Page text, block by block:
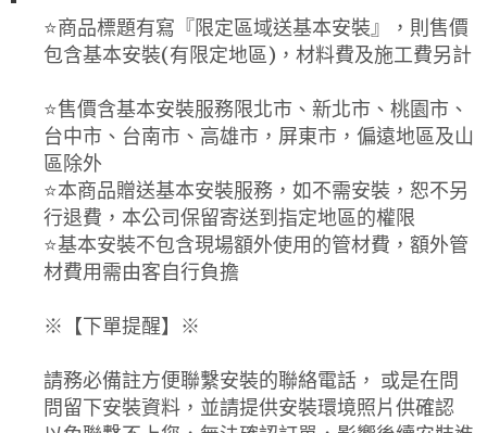
⭐️商品標題有寫『限定區域送基本安裝』，則售價
包含基本安裝(有限定地區)，材料費及施工費另計
⭐️售價含基本安裝服務限北市、新北市、桃園市、
台中市、台南市、高雄市，屏東市，偏遠地區及山
區除外
⭐️本商品贈送基本安裝服務，如不需安裝，恕不另
行退費，本公司保留寄送到指定地區的權限
⭐️基本安裝不包含現場額外使用的管材費，額外管
材費用需由客自行負擔
※【下單提醒】※
請務必備註方便聯繫安裝的聯絡電話， 或是在問
問留下安裝資料，並請提供安裝環境照片供確認